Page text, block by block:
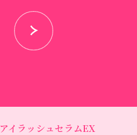
アイラッシュセラムEX